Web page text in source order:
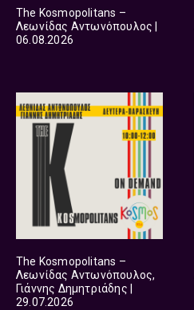
The Kosmopolitans –
Λεωνίδας Αντωνόπουλος |
06.08.2026
The Kosmopolitans –
Λεωνίδας Αντωνόπουλος,
Γιάννης Δημητριάδης |
29.07.2026